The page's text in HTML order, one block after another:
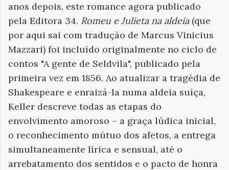
anos depois, este romance agora publicado
pela Editora 34. Romeu e Julieta na aldeia(que
por aqui sai com tradução de Marcus Vinicius
Mazzari) foi incluído originalmente no ciclo de
contos "A gente de Seldvila", publicado pela
primeira vez em 1856. Ao atualizar a tragédia de
Shakespeare e enraizá-la numa aldeia suíça,
Keller descreve todas as etapas do
envolvimento amoroso – a graça lúdica inicial,
o reconhecimento mútuo dos afetos, a entrega
simultaneamente lírica e sensual, até o
arrebatamento dos sentidos e o pacto de honra